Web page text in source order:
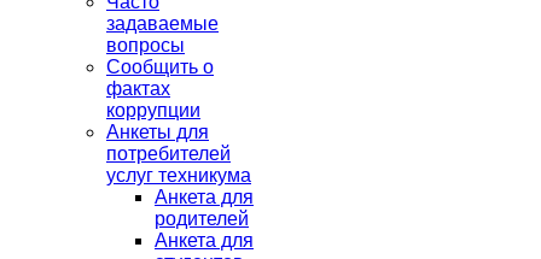
задаваемые
вопросы
Сообщить о
фактах
коррупции
Анкеты для
потребителей
услуг техникума
Анкета для
родителей
Анкета для